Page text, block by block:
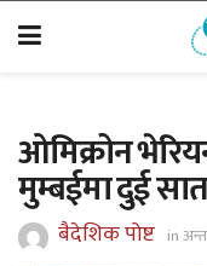
ओमिक्रोन
मुम्बईमा दुई
बैदेशिक पोष्ट in